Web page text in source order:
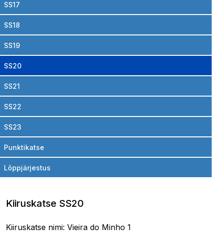
SS17
SS18
SS19
SS20
SS21
SS22
SS23
Punktikatse
Lõppjärjestus
Kiiruskatse SS20
Kiiruskatse nimi: Vieira do Minho 1